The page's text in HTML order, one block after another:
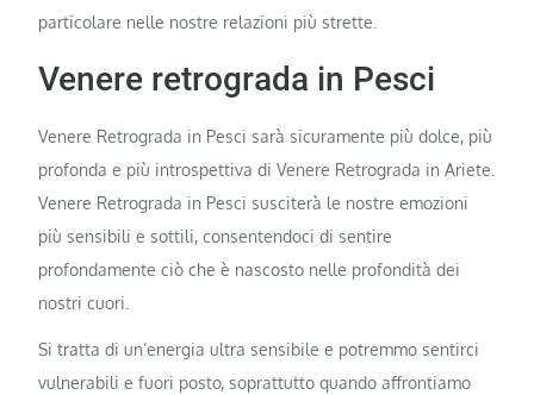
particolare nelle nostre relazioni più strette.
Venere retrograda in Pesci
Venere Retrograda in Pesci sarà sicuramente più dolce, più
profonda e più introspettiva di Venere Retrograda in Ariete.
Venere Retrograda in Pesci susciterà le nostre emozioni
più sensibili e sottili, consentendoci di sentire
profondamente ciò che è nascosto nelle profondità dei
nostri cuori.
Si tratta di un’energia ultra sensibile e potremmo sentirci
vulnerabili e fuori posto, soprattutto quando affrontiamo